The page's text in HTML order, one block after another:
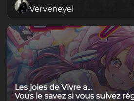
Verveneyel
Les joies de Vivre a...
Vous le savez si vous suivez